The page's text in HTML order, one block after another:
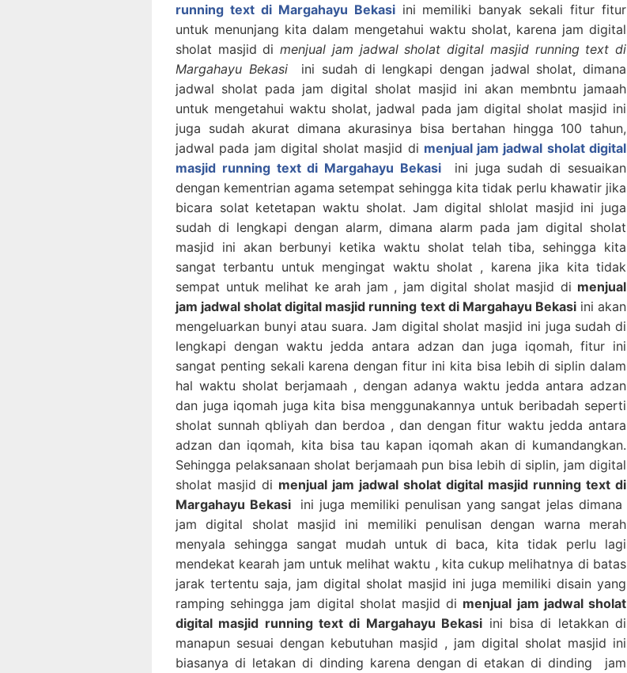
running text di Margahayu Bekasiini memiliki banyak sekali fitur fitur
untuk menunjang kita dalam mengetahui waktu sholat, karena jam digital
sholat masjid dimenjual jam jadwal sholat digital masjid running text di
Margahayu Bekasi ini sudah di lengkapi dengan jadwal sholat, dimana
jadwal sholat pada jam digital sholat masjid ini akan membntu jamaah
untuk mengetahui waktu sholat, jadwal pada jam digital sholat masjid ini
juga sudah akurat dimana akurasinya bisa bertahan hingga 100 tahun,
jadwal pada jam digital sholat masjid di menjual jam jadwal sholat digital
masjid running text di Margahayu Bekasi
ini juga sudah di sesuaikan
dengan kementrian agama setempat sehingga kita tidak perlu khawatir jika
bicara solat ketetapan waktu sholat. Jam digital shlolat masjid ini juga
sudah di lengkapi dengan alarm, dimana alarm pada jam digital sholat
masjid ini akan berbunyi ketika waktu sholat telah tiba, sehingga kita
sangat terbantu untuk mengingat waktu sholat , karena jika kita tidak
sempat untuk melihat ke arah jam , jam digital sholat masjid di menjual
jam jadwal sholat digital masjid running text di Margahayu Bekasiini akan
mengeluarkan bunyi atau suara. Jam digital sholat masjid ini juga sudah di
lengkapi dengan waktu jedda antara adzan dan juga iqomah, fitur ini
sangat penting sekali karena dengan fitur ini kita bisa lebih di siplin dalam
hal waktu sholat berjamaah , dengan adanya waktu jedda antara adzan
dan juga iqomah juga kita bisa menggunakannya untuk beribadah seperti
sholat sunnah qbliyah dan berdoa , dan dengan fitur waktu jedda antara
adzan dan iqomah, kita bisa tau kapan iqomah akan di kumandangkan.
Sehingga pelaksanaan sholat berjamaah pun bisa lebih di siplin, jam digital
sholat masjid di menjual jam jadwal sholat digital masjid running text di
Margahayu Bekasi
ini juga memiliki penulisan yang sangat jelas dimana
jam digital sholat masjid ini memiliki penulisan dengan warna merah
menyala sehingga sangat mudah untuk di baca, kita tidak perlu lagi
mendekat kearah jam untuk melihat waktu , kita cukup melihatnya di batas
jarak tertentu saja, jam digital sholat masjid ini juga memiliki disain yang
ramping sehingga jam digital sholat masjid di menjual jam jadwal sholat
digital masjid running text di Margahayu Bekasi ini bisa di letakkan di
manapun sesuai dengan kebutuhan masjid , jam digital sholat masjid ini
biasanya di letakan di dinding karena dengan di etakan di dinding jam